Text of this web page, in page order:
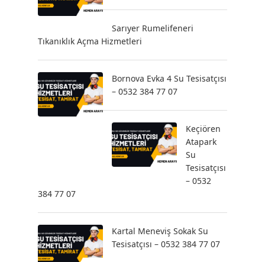
Sarıyer Rumelifeneri
Tıkanıklık Açma Hizmetleri
Bornova Evka 4 Su Tesisatçısı
– 0532 384 77 07
Keçiören
Atapark
Su
Tesisatçısı
– 0532
384 77 07
Kartal Meneviş Sokak Su
Tesisatçısı – 0532 384 77 07